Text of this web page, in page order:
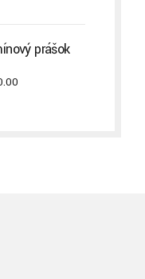
through
€11,700.00
prášok